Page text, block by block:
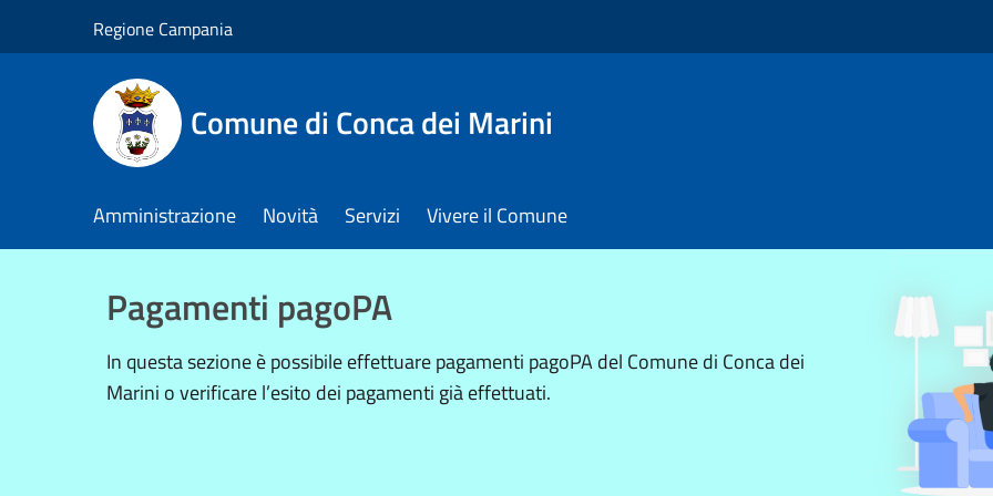
Regione Campania
Comune di Conca dei Marini
Amministrazione Novità Servizi Vivere il Comune
Pagamenti pagoPA
In questa sezione è possibile effettuare pagamenti pagoPA del Comune di Conca dei
Marini o verificare l’esito dei pagamenti già effettuati.